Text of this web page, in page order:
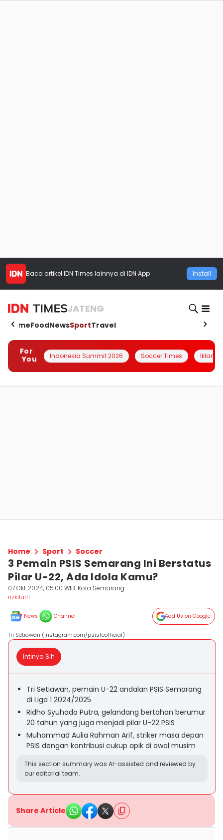
Baca artikel IDN Times lainnya di IDN App Install
JATENG
HomeFoodNewsSportTravel
For
You
Indonesia Summit 2026 Soccer Times Iklanin
Home Sport Soccer
3 Pemain PSIS Semarang Ini Berstatus
Pilar U-22, Ada Idola Kamu?
07 Okt 2024, 05:00 WIB Kota Semarang
rizkilutfi
News Channel Add Us on Google
Tri Setiawan (instagram.com/psisfcofficial)
Intinya Sih
Tri Setiawan, pemain U-22 andalan PSIS Semarang
di Liga 1 2024/2025
Ridho Syuhada Putra, gelandang bertahan berumur
20 tahun yang juga menjadi pilar U-22 PSIS
Muhammad Aulia Rahman Arif, striker masa depan
PSIS dengan kontribusi cukup apik di awal musim
This section summary was AI-assisted and reviewed by
our editorial team.
Share Article